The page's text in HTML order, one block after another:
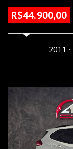
R$44.900,00
2011